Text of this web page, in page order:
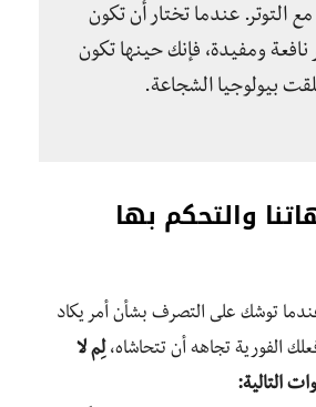
التوتر. عندما تختار أن تكون
نافعة ومفيدة، فإنك حينها تكون
بيولوجيا الشجاعة.
والتحكم بها
عندما توشك على التصرف بشأن أمر يكاد
الفورية تجاهه أن تتحاشاه،لِم لا
التالية: